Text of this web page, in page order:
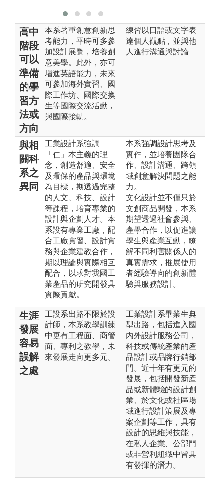
高中
階段
可以
準備
的學
習方
法或
方向
本系著重創意創新思
考能力，平時可多參
加設計展覽，培養創
意美學。此外，亦可
增進英語能力，未來
可參加海外實習、國
際工作坊、國際交換
生等國際交流活動，
與國際接軌。
練習以口語或文字表
達個人觀點，並與他
人進行溝通與討論
與相
關科
系之
異同
工業設計系強調
「仁」本主義的理
念，創造舒適、安全
及環保的產品與環境
為目標，期透過完整
的人文、科技、設計
等課程，培育專業的
設計與企劃人才。本
系設有專業工廠，配
合工廠實習、設計實
務與企業建教合作，
期以理論與實際相互
配合，以求對我國工
業產品的研究開發具
實際貢獻。
本系強調設計思考及
實作，並培養團隊合
作、設計溝通、跨領
域創意解決問題之能
力。
文化設計並不僅只於
文創商品開發，本系
期望透過社會參與、
產學合作，以促進讓
學生與產業互動，瞭
解不同利害關係人的
真實需求，推展使用
者經驗導向的創新體
驗與服務設計。
生涯
發展
容易
誤解
之處
工設系出路不限於設
計師，本系教學訓練
中更有工程面、商管
面、專利之教學，未
來發展走向更多元。
工業設計系畢業生典
型出路，包括進入國
內外設計服務公司，
科技或傳統產業的產
品設計或品牌行銷部
門。近十年有更元的
發展，包括開發新產
品或新體驗的設計創
業、於文化或社區場
域進行設計策展及專
案企劃等工作，具有
設計的思維與技能，
在私人企業、公部門
或非營利組織中皆具
有發揮的潛力。